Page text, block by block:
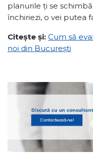
planurile ți se schimbă
închiriezi, o vei putea
Citește și: Cum să
noi din București